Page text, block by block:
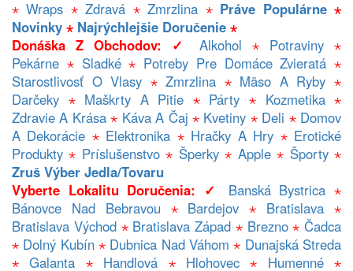
⋆Wraps ⋆Zdravá ⋆Zmrzlina ⋆ Práve Populárne⋆
Novinky ⋆ Najrýchlejšie Doručenie ⋆
Donáška Z Obchodov: ✓ Alkohol ⋆ Potraviny ⋆
Pekárne ⋆ Sladké⋆ Potreby Pre Domáce Zvieratá ⋆
Starostlivosť O Vlasy ⋆Zmrzlina ⋆ Mäso A Ryby ⋆
Darčeky ⋆ Maškrty A Pitie ⋆ Párty ⋆ Kozmetika⋆
Zdravie A Krása⋆ Káva A Čaj ⋆ Kvetiny ⋆ Deli ⋆ Domov
A Dekorácie ⋆ Elektronika ⋆ Hračky A Hry ⋆ Erotické
Produkty ⋆ Príslušenstvo⋆ Šperky⋆ Apple⋆ Športy⋆
Zruš Výber Jedla/tovaru
Vyberte Lokalitu Doručenia: ✓
Banská Bystrica ⋆
Bánovce Nad Bebravou ⋆ Bardejov ⋆ Bratislava ⋆
Bratislava Východ⋆ Bratislava Západ ⋆ Brezno⋆ Čadca
⋆ Dolný Kubín⋆ Dubnica Nad Váhom ⋆ Dunajská Streda
⋆Galanta ⋆ Handlová ⋆ Hlohovec⋆ Humenné⋆